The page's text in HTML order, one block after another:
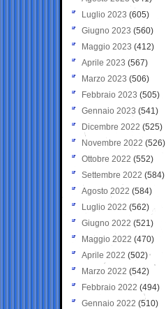
Luglio 2023 (605)
Giugno 2023 (560)
Maggio 2023 (412)
Aprile 2023 (567)
Marzo 2023 (506)
Febbraio 2023 (505)
Gennaio 2023 (541)
Dicembre 2022 (525)
Novembre 2022 (526)
Ottobre 2022 (552)
Settembre 2022 (584)
Agosto 2022 (584)
Luglio 2022 (562)
Giugno 2022 (521)
Maggio 2022 (470)
Aprile 2022 (502)
Marzo 2022 (542)
Febbraio 2022 (494)
Gennaio 2022 (510)